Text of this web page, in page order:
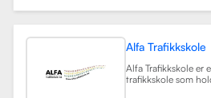
Alfa Trafikkskole
Alfa Trafikkskole er
trafikkskole som